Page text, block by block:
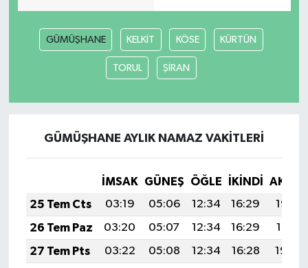
GÜMÜŞHANE KELKİT KÖSE KÜRTÜN
TORUL ŞİRAN
GÜMÜŞHANE AYLIK NAMAZ VAKITLERI
İMSAK GÜNEŞ ÖĞLE İKINDI
25 Tem Cts
03:19 05:06 12:34 16:29
19:52
26 Tem Paz
03:20 05:07 12:34 16:29
19:51
27 Tem Pts
03:22 05:08 12:34 16:28
19:50
YUNUSEMRE
MANİSA'YI KEŞFET
TÜRKİYE'DE TREND HABERLER
ÖZEL HABER